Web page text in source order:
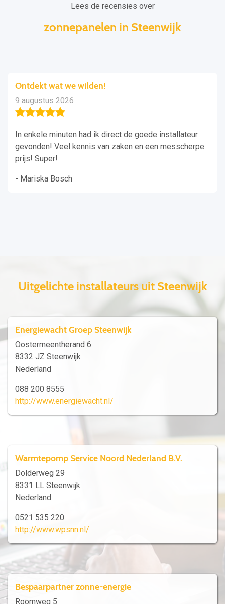
Lees de recensies over
zonnepanelen in Steenwijk
Ontdekt wat we wilden!
9 augustus 2026
In enkele minuten had ik direct de goede installateur
gevonden! Veel kennis van zaken en een messcherpe
prijs! Super!
- Mariska Bosch
Uitgelichte installateurs uit Steenwijk
Energiewacht Groep Steenwijk
Oostermeentherand 6
8332 JZ Steenwijk
Nederland
088 200 8555
http://www.energiewacht.nl/
Warmtepomp Service Noord Nederland B.V.
Dolderweg 29
8331 LL Steenwijk
Nederland
0521 535 220
http://www.wpsnn.nl/
Bespaarpartner zonne-energie
Roomweg 5